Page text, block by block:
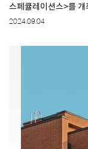
스페큘레이션스>를 개
2024.09.04